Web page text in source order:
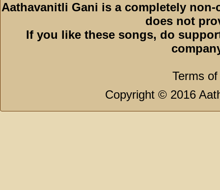
Aathavanitli Gani is a completely
does not
If you like these songs, do
Terms
Copyright © 2016